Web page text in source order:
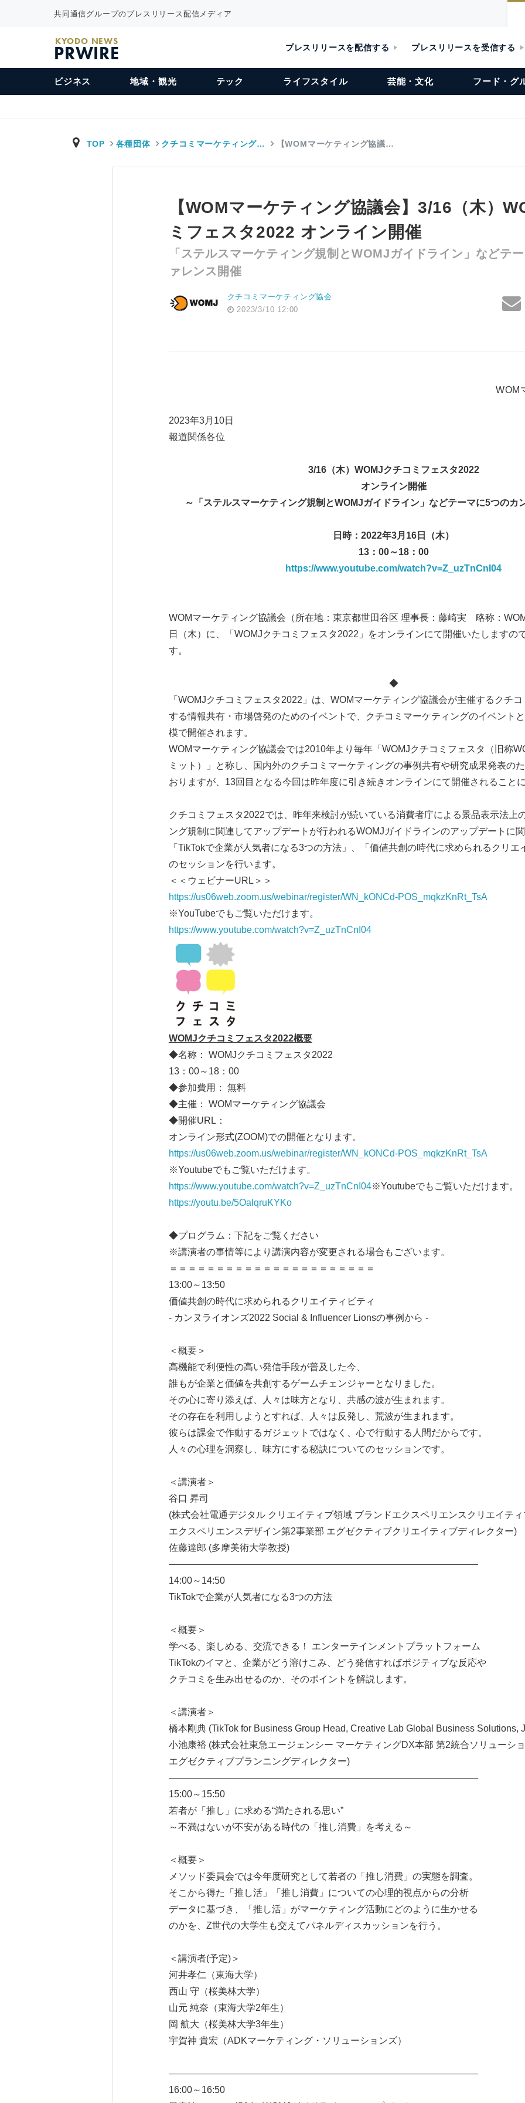
共同通信グループのプレスリリース配信メディア
KYODO NEWS
PRWIRE プレスリリースを配信する プレスリリースを受信する
ビジネス 地域・観光 テック ライフスタイル 芸能・文化 フード・グ
TOP 各種団体 クチコミマーケティング… 【WOMマーケティング協議…
【WOMマーケティング協議会】3/16（木）
ミフェスタ2022 オンライン開催
「ステルスマーケティング規制とWOMJガイドライン」などテ
ァレンス開催
クチコミマーケティング協会
2023/3/10 12:00
WOM
2023年3月10日
報道関係各位
3/16（木） WOMJクチコミフェスタ2022
オンライン開催
～「ステルスマーケティング規制とWOMJガイドライン」などテーマに5つのカ
日時：2022年3月 16 日（木）
13： 00～18： 00
https://www.youtube.com/watch?v=Z_uzTnCnI04
WOMマーケティング協議会（所在地：東京都世田谷区 理事長：藤崎実 略称：
日（木）に、「WOMJクチコミフェスタ2022」をオンラインにて開催いたしますの
す。
◆
「WOMJクチコミフェスタ2022」は、WOMマーケティング協議会が主催するクチ
する情報共有・市場啓発のためのイベントで、クチコミマーケティングのイベント
模で開催されます。
WOMマーケティング協議会では2010年より毎年「WOMJクチコミフェスタ（旧称
ミット）」と称し、国内外のクチコミマーケティングの事例共有や研究成果発表の
おりますが、13回目となる今回は昨年度に引き続きオンラインにて開催されることに
クチコミフェスタ2022では、昨年来検討が続いている消費者庁による景品表示法上
ング規制に関連してアップデートが行われるWOMJガイドラインのアップデートに関
「TikTokで企業が人気者になる3つの方法」、「価値共創の時代に求められるクリエ
のセッションを行います。
＜＜ウェビナーURL＞＞
https://us06web.zoom.us/webinar/register/WN_kONCd-POS_mqkzKnRt_TsA
※YouTubeでもご覧いただけます。
https://www.youtube.com/watch?v=Z_uzTnCnI04
WOMJクチコミフェスタ2022概要
◆名称： WOMJクチコミフェスタ2022
13：00～18：00
◆参加費用： 無料
◆主催： WOMマーケティング協議会
◆開催URL：
オンライン形式(ZOOM)での開催となります。
https://us06web.zoom.us/webinar/register/WN_kONCd-POS_mqkzKnRt_TsA
※Youtubeでもご覧いただけます。
https://www.youtube.com/watch?v=Z_uzTnCnI04※Youtubeでもご覧いただけます。
https://youtu.be/5OalqruKYKo
◆プログラム：下記をご覧ください
※講演者の事情等により講演内容が変更される場合もございます。
＝＝＝＝＝＝＝＝＝＝＝＝＝＝＝＝＝＝＝＝＝＝
13:00～13:50
価値共創の時代に求められるクリエイティビティ
- カンヌライオンズ2022 Social & Influencer Lionsの事例から -
＜概要＞
高機能で利便性の高い発信手段が普及した今、
誰もが企業と価値を共創するゲームチェンジャーとなりました。
その心に寄り添えば、人々は味方となり、共感の波が生まれます。
その存在を利用しようとすれば、人々は反発し、荒波が生まれます。
彼らは課金で作動するガジェットではなく、心で行動する人間だからです。
人々の心理を洞察し、味方にする秘訣についてのセッションです。
＜講演者＞
谷口 昇司
(株式会社電通デジタル クリエイティブ領域 ブランドエクスペリエンスクリエイティ
エクスペリエンスデザイン第2事業部 エグゼクティブクリエイティブディレクター)
佐藤達郎 (多摩美術大学教授)
―――――――――――――――――――――――――――――――――
14:00～14:50
TikTokで企業が人気者になる3つの方法
＜概要＞
学べる、楽しめる、交流できる！ エンターテインメントプラットフォーム
TikTokのイマと、企業がどう溶けこみ、どう発信すればポジティブな反応や
クチコミを生み出せるのか、そのポイントを解説します。
＜講演者＞
橋本剛典 (TikTok for Business Group Head, Creative Lab Global Business Solutions,
小池康裕 (株式会社東急エージェンシー マーケティングDX本部 第2統合ソリューシ
エグゼクティブプランニングディレクター)
―――――――――――――――――――――――――――――――――
15:00～15:50
若者が「推し」に求める“満たされる思い”
～不満はないが不安がある時代の「推し消費」を考える～
＜概要＞
メソッド委員会では今年度研究として若者の「推し消費」の実態を調査。
そこから得た「推し活」「推し消費」についての心理的視点からの分析
データに基づき、「推し活」がマーケティング活動にどのように生かせる
のかを、Z世代の大学生も交えてパネルディスカッションを行う。
＜講演者(予定)＞
河井孝仁（東海大学）
西山 守（桜美林大学）
山元 純奈（東海大学2年生）
岡 航大（桜美林大学3年生）
宇賀神 貴宏（ADKマーケティング・ソリューションズ）
―――――――――――――――――――――――――――――――――
16:00～16:50